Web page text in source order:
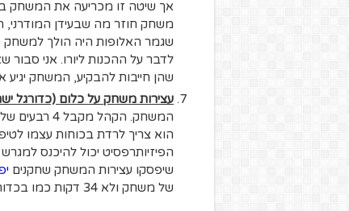
אך שיטה זו מכריעה את המשחק
משחק חוזר מה שבעידן המודרני,
לדבר על ההכנות ליורו. אני
שהן חייבות להבקיע, המשחק יגיע
עצירות משחק על כלום (כדורגל
הוא צריך לרדת בכוחות עצמו
הפיזיותרפסיט יכול להיכנס
שיפסקו עצירות המשחק שחקנים
של משחק ולא 34 דקות כמו בכדורגל הישראלי…